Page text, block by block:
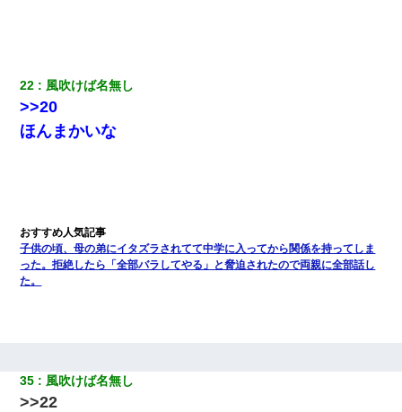
200万を貸したコウトから、追加で400万の申し込み、私「無理。
義弟より娘たちが大事」旦那「娘たちが成人したら別れよう」私
（は？）
22 風吹けば名無し
>>20
ほんまかいな
子供の頃、母の弟にイタズラされてて中学に入ってから関係を持ってしま
った。拒絶したら「全部バラしてやる」と脅迫されたので両親に全部話し
た。
35 風吹けば名無し
>>22